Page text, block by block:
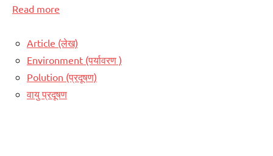
Read more
Article (लेख)
Environment (पर्यावरण )
Polution (प्रदूषण)
वायु प्रदूषण